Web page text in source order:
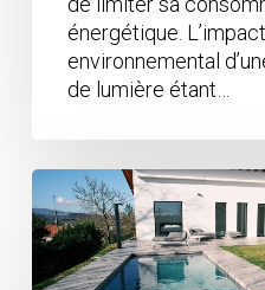
énergétique. L’impact
environnemental
de lumière étant…